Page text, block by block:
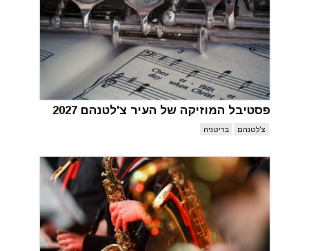
פסטיבל המוזיקה של העיר צ'לטנהם 2027
צ'לטנהם בריטניה